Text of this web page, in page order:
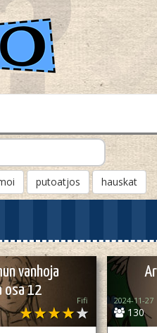
putoatjos hauskat
vanhoja
osa 12
Fifi
130
2024-11-27